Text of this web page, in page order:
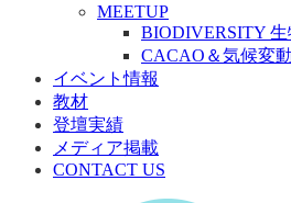
MEETUP
BIODIVERSITY
CACAO＆気候変動
イベント情報
教材
登壇実績
メディア掲載
CONTACT US